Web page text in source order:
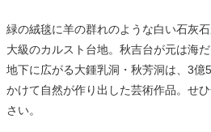
緑の絨毯に羊の群れのような白い石灰
大級のカルスト台地。秋吉台が元は海
地下に広がる大鍾乳洞・秋芳洞は、3億
かけて自然が作り出した芸術作品。せ
さい。